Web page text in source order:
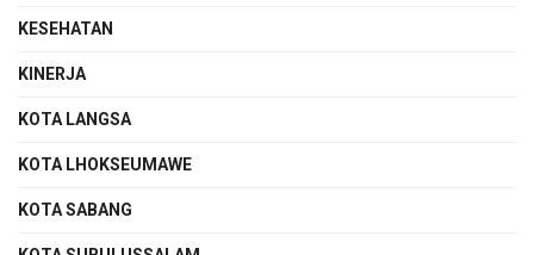
KESEHATAN
KINERJA
KOTA LANGSA
KOTA LHOKSEUMAWE
KOTA SABANG